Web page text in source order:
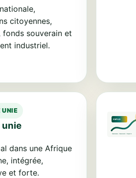
citoyennes,
fonds souverain et
industriel.
UNIE
dans une Afrique
intégrée,
et forte.